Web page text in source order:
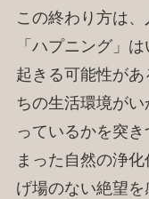
この終わり方は
「ハプニング」
起きる可能性が
ちの生活環境が
っているかを突
まった自然の浄
げ場のない絶望